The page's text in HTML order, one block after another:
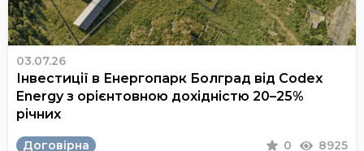
03.07.26
Інвестиції в Енергопарк Болград від Codex
Energy з орієнтовною дохідністю 20–25%
річних
Договірна 0 8925